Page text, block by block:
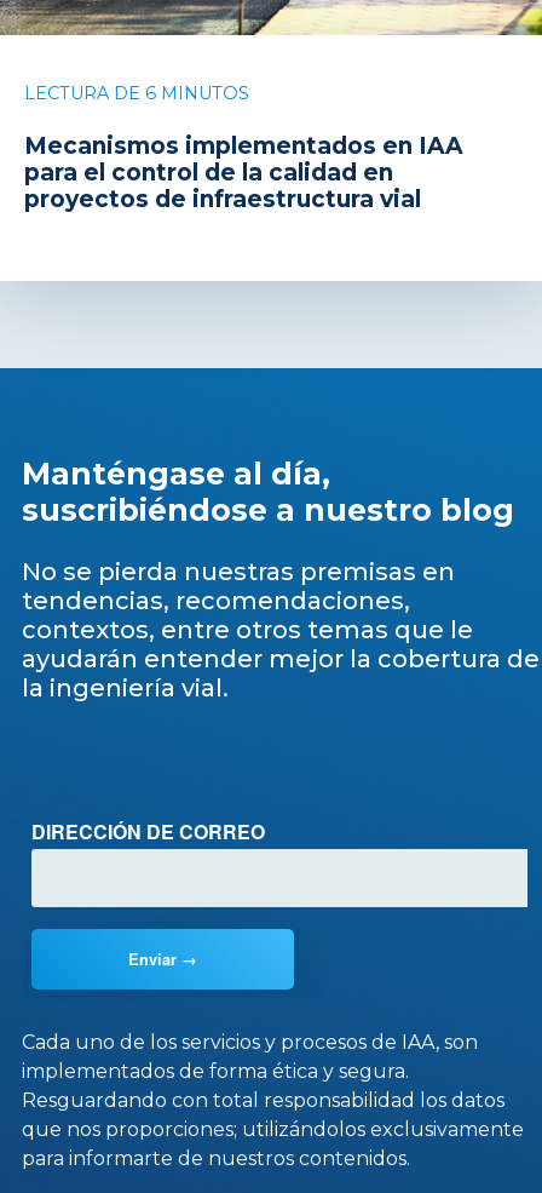
LECTURA DE 6 MINUTOS
Mecanismos implementados en IAA
para el control de la calidad en
proyectos de infraestructura vial
Manténgase al día,
suscribiéndose a nuestro blog
No se pierda nuestras premisas en
tendencias, recomendaciones,
contextos, entre otros temas que le
ayudarán entender mejor la cobertura de
la ingeniería vial.
Cada uno de los servicios y procesos de IAA, son
implementados de forma ética y segura.
Resguardando con total responsabilidad los datos
que nos proporciones; utilizándolos exclusivamente
para informarte de nuestros contenidos.